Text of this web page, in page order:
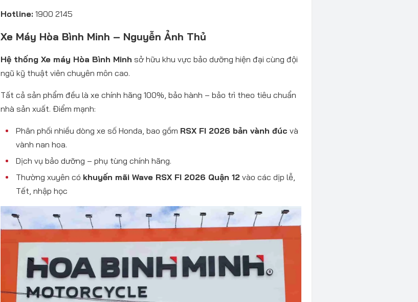
Hotline: 1900 2145
Xe Máy Hòa Bình Minh – Nguyễn Ảnh Thủ
Hệ thống Xe máy Hòa Bình Minh sở hữu khu vực bảo dưỡng hiện đại cùng đội
ngũ kỹ thuật viên chuyên môn cao.
Tất cả sản phẩm đều là xe chính hãng 100%, bảo hành – bảo trì theo tiêu chuẩn
nhà sản xuất. Điểm mạnh:
Phân phối nhiều dòng xe số Honda, bao gồm RSX FI 2026 bản vành đúc và
vành nan hoa.
Dịch vụ bảo dưỡng – phụ tùng chính hãng.
Thường xuyên có khuyến mãi Wave RSX FI 2026 Quận 12 vào các dịp lễ,
Tết, nhập học